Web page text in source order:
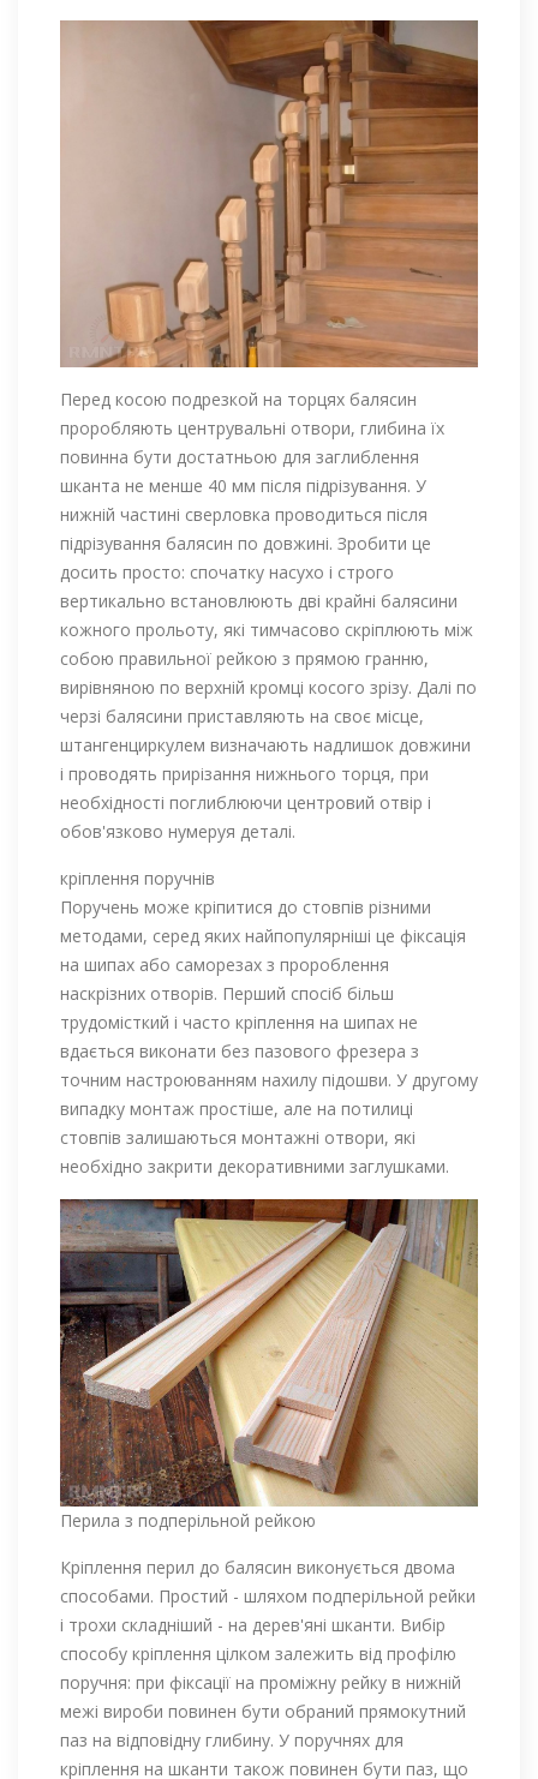
Перед косою подрезкой на торцях балясин
проробляють центрувальні отвори, глибина їх
повинна бути достатньою для заглиблення
шканта не менше 40 мм після підрізування. У
нижній частині сверловка проводиться після
підрізування балясин по довжині. Зробити це
досить просто: спочатку насухо і строго
вертикально встановлюють дві крайні балясини
кожного прольоту, які тимчасово скріплюють між
собою правильної рейкою з прямою гранню,
вирівняною по верхній кромці косого зрізу. Далі по
черзі балясини приставляють на своє місце,
штангенциркулем визначають надлишок довжини
і проводять прирізання нижнього торця, при
необхідності поглиблюючи центровий отвір і
обов'язково нумеруя деталі.
кріплення поручнів
Поручень може кріпитися до стовпів різними
методами, серед яких найпопулярніші це фіксація
на шипах або саморезах з пророблення
наскрізних отворів. Перший спосіб більш
трудомісткий і часто кріплення на шипах не
вдається виконати без пазового фрезера з
точним настроюванням нахилу підошви. У другому
випадку монтаж простіше, але на потилиці
стовпів залишаються монтажні отвори, які
необхідно закрити декоративними заглушками.
Перила з подперільной рейкою
Кріплення перил до балясин виконується двома
способами. Простий - шляхом подперільной рейки
і трохи складніший - на дерев'яні шканти. Вибір
способу кріплення цілком залежить від профілю
поручня: при фіксації на проміжну рейку в нижній
межі вироби повинен бути обраний прямокутний
паз на відповідну глибину. У поручнях для
кріплення на шканти також повинен бути паз, що